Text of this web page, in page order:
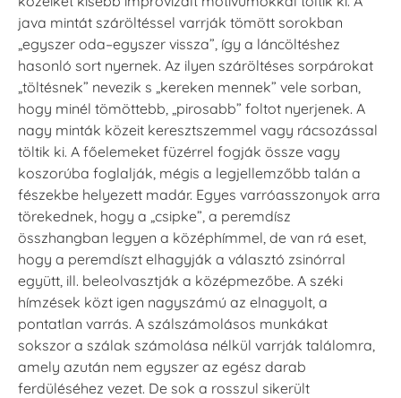
java mintát száröltéssel varrják tömött sorokban
„egyszer oda–egyszer vissza”, így a láncöltéshez
hasonló sort nyernek. Az ilyen száröltéses sorpárokat
„töltésnek” nevezik s „kereken mennek” vele sorban,
hogy minél tömöttebb, „pirosabb” foltot nyerjenek. A
nagy minták közeit keresztszemmel vagy rácsozással
töltik ki. A főelemeket füzérrel fogják össze vagy
koszorúba foglalják, mégis a legjellemzőbb talán a
fészekbe helyezett madár. Egyes varróasszonyok arra
törekednek, hogy a „csipke”, a peremdísz
összhangban legyen a középhímmel, de van rá eset,
hogy a peremdíszt elhagyják a választó zsinórral
együtt, ill. beleolvasztják a középmezőbe. A széki
hímzések közt igen nagyszámú az elnagyolt, a
pontatlan varrás. A szálszámolásos munkákat
sokszor a szálak számolása nélkül varrják találomra,
amely azután nem egyszer az egész darab
ferdüléséhez vezet. De sok a rosszul sikerült